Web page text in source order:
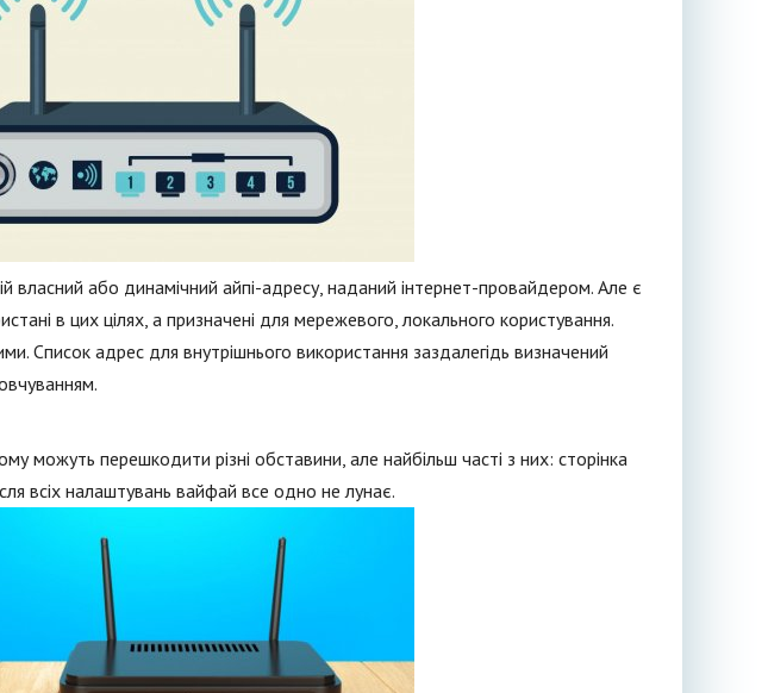
власний або динамічний айпі-адресу, наданий інтернет-провайдером. Але є
в цих цілях, а призначені для мережевого, локального користування.
Список адрес для внутрішнього використання заздалегідь визначений
можуть перешкодити різні обставини, але найбільш часті з них: сторінка
всіх налаштувань вайфай все одно не лунає.